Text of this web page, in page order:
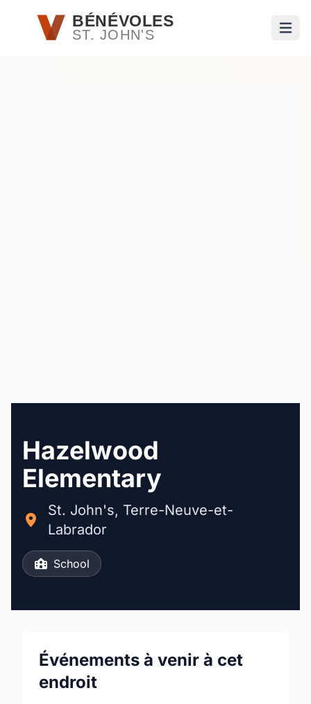
Passer au contenu principal
BÉNÉVOLES
ST. JOHN'S
Hazelwood
Elementary
St. John's, Terre-Neuve-et-
Labrador
School
Événements à venir à cet
endroit